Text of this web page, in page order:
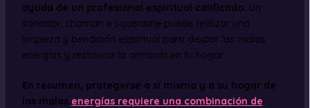
ayuda de un profesional espiritual calificado. Un
sanador, chaman o sacerdote puede realizar una
limpieza y bendición espiritual para disipar las malas
energías y restaurar la armonía en tu hogar.
En resumen, protegerse a sí mismo y a su hogar de
las malas energías requiere una combinación de